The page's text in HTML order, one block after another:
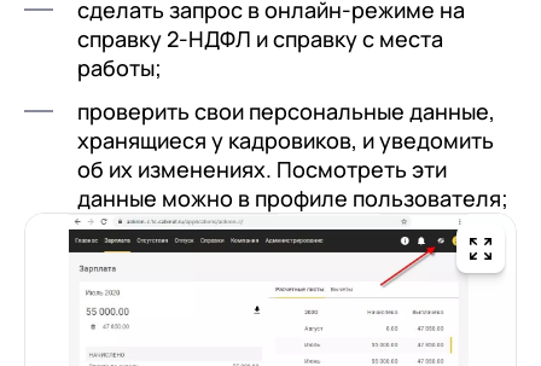
сделать запрос в онлайн-режиме на
справку 2-НДФЛ и справку с места
работы;
проверить свои персональные данные,
хранящиеся у кадровиков, и уведомить
об их изменениях. Посмотреть эти
данные можно в профиле пользователя;